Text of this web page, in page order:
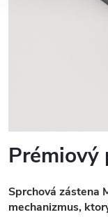
Prémiový
Sprchová zástena
mechanizmus,